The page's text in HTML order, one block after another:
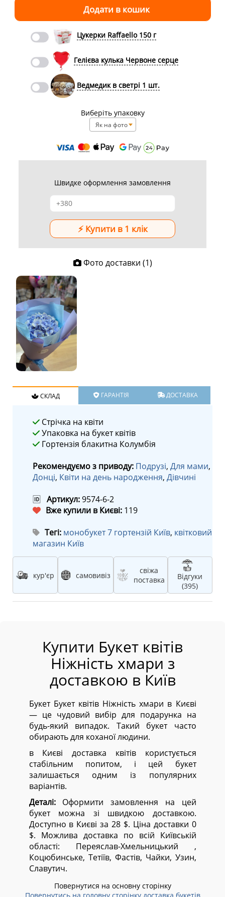
Цукерки Raffaello 150 г
Гелієва кулька Червоне серце
Ведмедик в светрі 1 шт.
Виберіть упаковку
Як на фото
Швидке оформлення замовлення
Фото доставки (1)
СКЛАД ГАРАНТІЯ ДОСТАВКА
Стрічка на квіти
Упаковка на букет квітів
Гортензія блакитна Колумбія
Рекомендуємо з приводу: Подрузі, Для мами,
Донці, Квіти на день народження, Дівчині
🆔 Артикул:9574-6-2
Вже купили в Києві: 119
Тегі: монобукет 7 гортензій Київ, квітковий
магазин Київ
кур'єр самовивіз
свіжа
поставка
Відгуки
(395)
Купити Букет квітів
Ніжність хмари з
доставкою в Київ
Букет Букет квітів Ніжність хмари в Києві
— це чудовий вибір для подарунка на
будь-який випадок. Такий букет часто
обирають для коханої людини.
в Києві доставка квітів користується
стабільним попитом, і цей букет
залишається одним із популярних
варіантів.
Деталі:Оформити замовлення на цей
букет можна зі швидкою доставкою.
Доступно в Києві за 28 $. Ціна доставки 0
$. Можлива доставка по всій Київській
області: Переяслав-Хмельницький ,
Коцюбинське, Тетіїв, Фастів, Чайки, Узин,
Славутич.
Повернутися на основну сторінку